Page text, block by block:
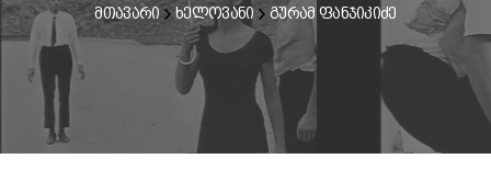
ᲙᲘᲜᲝᲐᲙᲐᲓᲔᲛᲘᲐ
მთავარი ხელოვანი გურამ ფანჯიკიძე